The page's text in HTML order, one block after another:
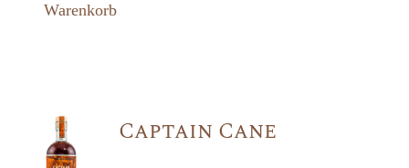
Warenkorb
Captain Cane